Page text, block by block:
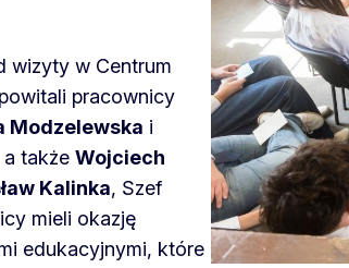
wizyty w Centrum
pracownicy
Modzelewska i
także Wojciech
Kalinka, Szef
mieli okazję
edukacyjnymi, które